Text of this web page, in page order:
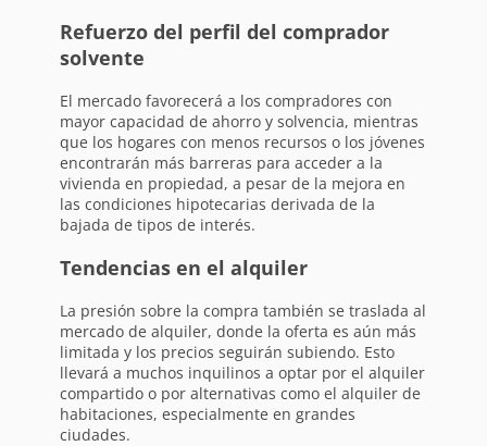
Refuerzo del perfil del comprador
solvente
El mercado favorecerá a los compradores con
mayor capacidad de ahorro y solvencia, mientras
que los hogares con menos recursos o los jóvenes
encontrarán más barreras para acceder a la
vivienda en propiedad, a pesar de la mejora en
las condiciones hipotecarias derivada de la
bajada de tipos de interés.
Tendencias en el alquiler
La presión sobre la compra también se traslada al
mercado de alquiler, donde la oferta es aún más
limitada y los precios seguirán subiendo. Esto
llevará a muchos inquilinos a optar por el alquiler
compartido o por alternativas como el alquiler de
habitaciones, especialmente en grandes
ciudades.